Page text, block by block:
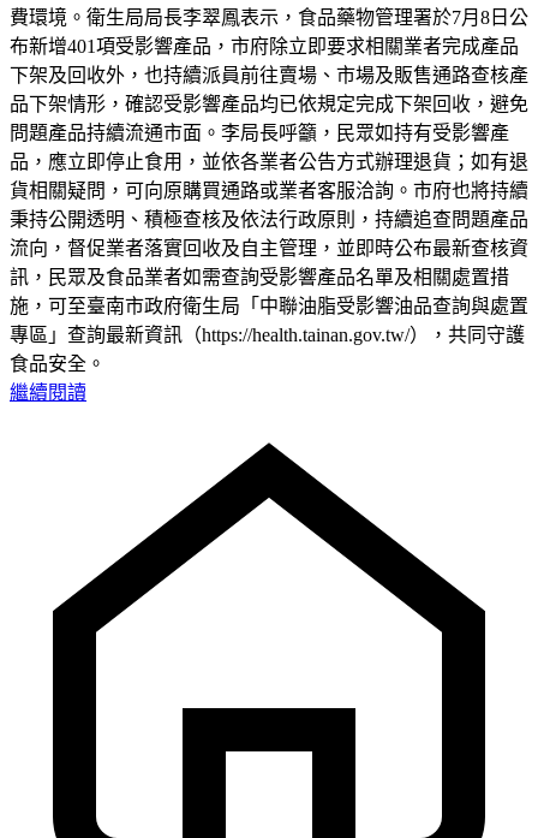
費環境。衛生局局長李翠鳳表示，食品藥物管理署於7月8日公
布新增401項受影響產品，市府除立即要求相關業者完成產品
下架及回收外，也持續派員前往賣場、市場及販售通路查核產
品下架情形，確認受影響產品均已依規定完成下架回收，避免
問題產品持續流通市面。李局長呼籲，民眾如持有受影響產
品，應立即停止食用，並依各業者公告方式辦理退貨；如有退
貨相關疑問，可向原購買通路或業者客服洽詢。市府也將持續
秉持公開透明、積極查核及依法行政原則，持續追查問題產品
流向，督促業者落實回收及自主管理，並即時公布最新查核資
訊，民眾及食品業者如需查詢受影響產品名單及相關處置措
施，可至臺南市政府衛生局「中聯油脂受影響油品查詢與處置
專區」查詢最新資訊（https://health.tainan.gov.tw/），共同守護
食品安全。
繼續閱讀